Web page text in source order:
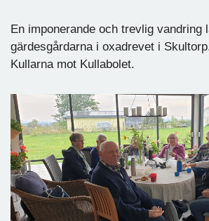
En imponerande och trevlig vandring
gärdesgårdarna i oxadrevet i
Kullarna mot Kullabolet.